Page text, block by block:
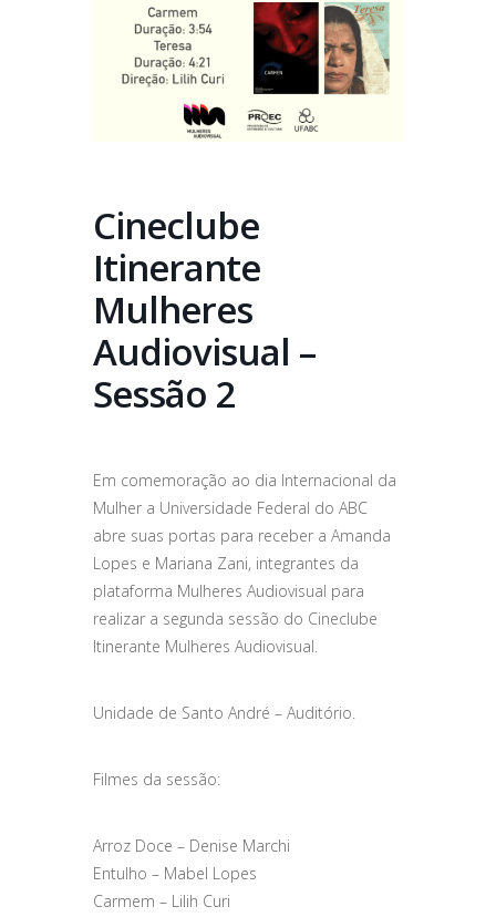
Cineclube
Itinerante
Mulheres
Audiovisual –
Sessão 2
Em comemoração ao dia Internacional da
Mulher a Universidade Federal do ABC
abre suas portas para receber a Amanda
Lopes e Mariana Zani, integrantes da
plataforma Mulheres Audiovisual para
realizar a segunda sessão do Cineclube
Itinerante Mulheres Audiovisual.
Unidade de Santo André – Auditório.
Filmes da sessão:
Arroz Doce – Denise Marchi
Entulho – Mabel Lopes
Carmem – Lilih Curi